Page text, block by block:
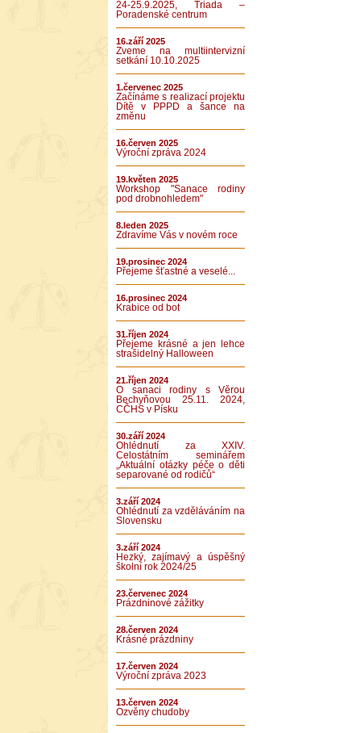
24-25.9.2025, Triada –
Poradenské centrum
16.září 2025
Zveme na multiintervizní
setkání 10.10.2025
1.červenec 2025
Začínáme s realizací projektu
Dítě v PPPD a šance na
změnu
16.červen 2025
Výroční zpráva 2024
19.květen 2025
Workshop "Sanace rodiny
pod drobnohledem"
8.leden 2025
Zdravíme Vás v novém roce
19.prosinec 2024
Přejeme šťastné a veselé...
16.prosinec 2024
Krabice od bot
31.říjen 2024
Přejeme krásné a jen lehce
strašidelný Halloween
21.říjen 2024
O sanaci rodiny s Věrou
Bechyňovou 25.11. 2024,
CČHS v Písku
30.září 2024
Ohlédnutí za XXIV.
Celostátním seminářem
„Aktuální otázky péče o děti
separované od rodičů“
3.září 2024
Ohlédnutí za vzděláváním na
Slovensku
3.září 2024
Hezký, zajímavý a úspěšný
školní rok 2024/25
23.červenec 2024
Prázdninové zážitky
28.červen 2024
Krásné prázdniny
17.červen 2024
Výroční zpráva 2023
13.červen 2024
Ozvěny chudoby